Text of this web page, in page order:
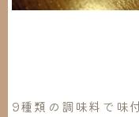
9種類の調味料で味